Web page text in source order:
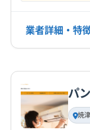
054-207-9258
業者詳細・特
基本情報
代表者名
川口綾子
パ
焼